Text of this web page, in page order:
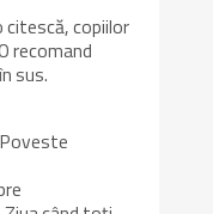
citescă, copiilor
recomand
sus.